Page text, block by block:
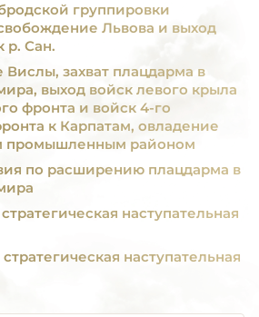
группировки
Львова и выход
р. Сан.
захват плацдарма в
выход войск левого крыла
фронта и войск 4-го
к Карпатам, овладение
промышленным районом
по расширению плацдарма в
наступательная
наступательная